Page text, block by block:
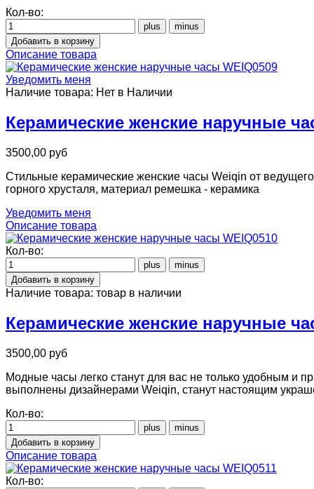
Кол-во:
Описание товара
Уведомить меня
Наличие товара: Нет в Наличии
Керамические женские наручные
3500,00 руб
Стильные керамические женские часы Weiqin от
горного хрусталя, материал ремешка - керамика
Уведомить меня
Описание товара
Кол-во:
Наличие товара: товар в наличии
Керамические женские наручные
3500,00 руб
Модные часы легко станут для вас не только удобным
выполнены дизайнерами Weiqin, станут настоящим
Кол-во:
Описание товара
Кол-во: